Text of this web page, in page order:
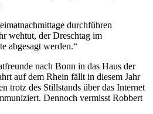
durchführen
wehtut, der Dreschtag im
abgesagt werden.“
nach Bonn in das Haus der
auf dem Rhein fällt in diesem Jahr
trotz des Stillstands über das Internet
Dennoch vermisst Robbert